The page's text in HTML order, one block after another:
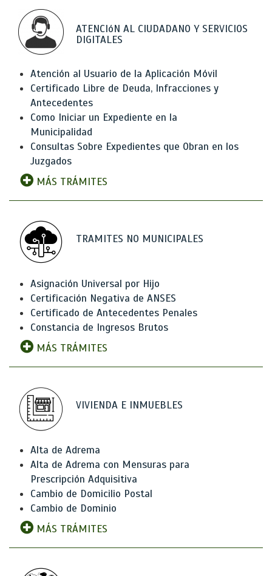
ATENCIóN AL CIUDADANO Y SERVICIOS
DIGITALES
Atención al Usuario de la Aplicación Móvil
Certificado Libre de Deuda, Infracciones y
Antecedentes
Como Iniciar un Expediente en la
Municipalidad
Consultas Sobre Expedientes que Obran en los
Juzgados
MÁS TRÁMITES
TRAMITES NO MUNICIPALES
Asignación Universal por Hijo
Certificación Negativa de ANSES
Certificado de Antecedentes Penales
Constancia de Ingresos Brutos
MÁS TRÁMITES
VIVIENDA E INMUEBLES
Alta de Adrema
Alta de Adrema con Mensuras para
Prescripción Adquisitiva
Cambio de Domicilio Postal
Cambio de Dominio
MÁS TRÁMITES